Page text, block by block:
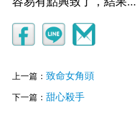
上一篇： 致命女角頭
下一篇： 甜心殺手